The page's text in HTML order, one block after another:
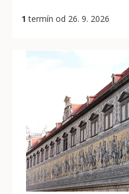
1 termín od 26. 9. 2026